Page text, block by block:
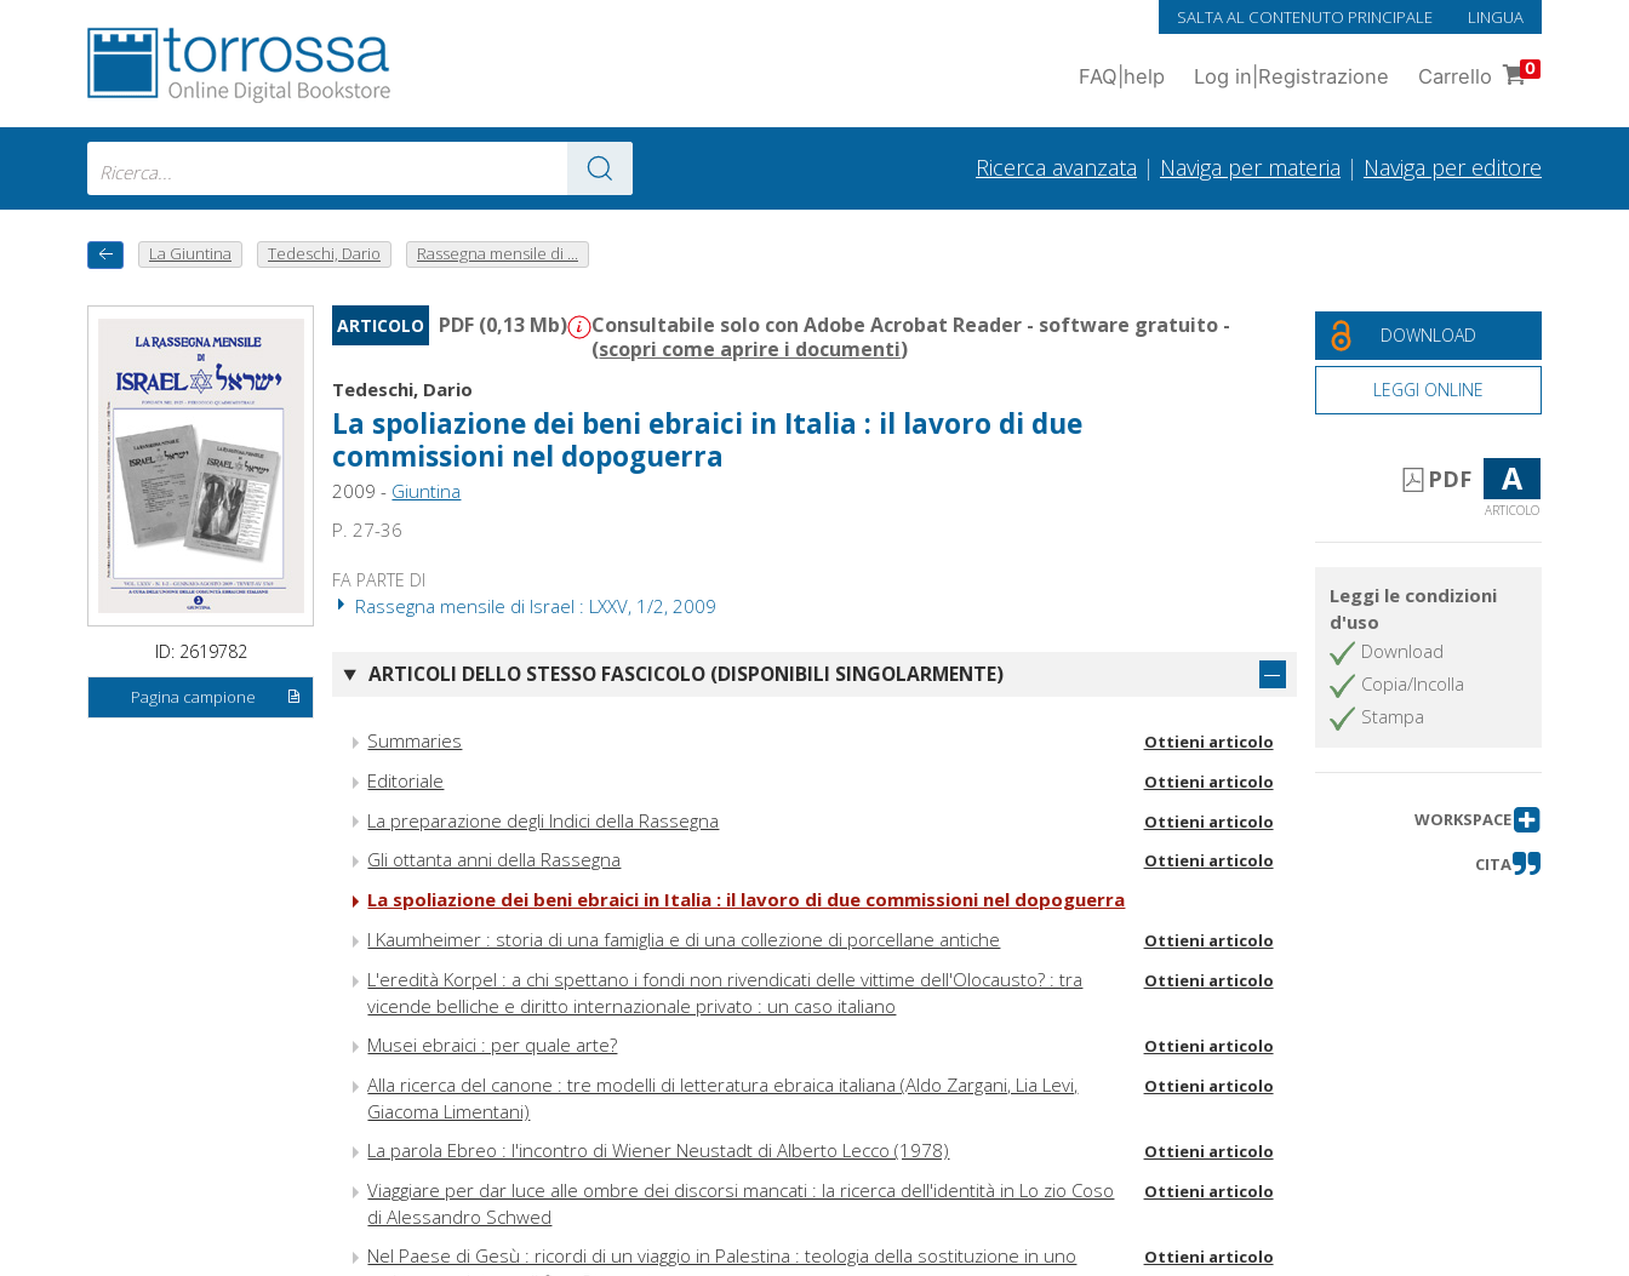
SALTA AL CONTENUTO PRINCIPALE LINGUA
FAQ help Log in Registrazione Carrello 0
Ricerca avanzata | Naviga per materia | Naviga per editore
La Giuntina Tedeschi, Dario Rassegna mensile di ...
ID: 2619782
Pagina campione
ARTICOLO PDF (0,13 Mb)
Consultabile solo con Adobe Acrobat Reader - software gratuito -
(scopri come aprire i documenti)
Tedeschi, Dario
La spoliazione dei beni ebraici in Italia : il lavoro di due
commissioni nel dopoguerra
2009 - Giuntina
P. 27-36
FA PARTE DI
Rassegna mensile di Israel : LXXV, 1/2, 2009
ARTICOLI DELLO STESSO FASCICOLO (DISPONIBILI SINGOLARMENTE)
Summaries Ottieni articolo
Editoriale Ottieni articolo
La preparazione degli Indici della Rassegna Ottieni articolo
Gli ottanta anni della Rassegna Ottieni articolo
La spoliazione dei beni ebraici in Italia : il lavoro di due commissioni nel dopoguerra
I Kaumheimer : storia di una famiglia e di una collezione di porcellane antiche
Ottieni articolo
L'eredità Korpel : a chi spettano i fondi non rivendicati delle vittime dell'Olocausto? : tra
vicende belliche e diritto internazionale privato : un caso italiano
Ottieni articolo
Musei ebraici : per quale arte? Ottieni articolo
Alla ricerca del canone : tre modelli di letteratura ebraica italiana (Aldo Zargani, Lia Levi,
Giacoma Limentani)
Ottieni articolo
La parola Ebreo : l'incontro di Wiener Neustadt di Alberto Lecco (1978) Ottieni articolo
Viaggiare per dar luce alle ombre dei discorsi mancati : la ricerca dell'identità in Lo zio Coso
di Alessandro Schwed
Ottieni articolo
Nel Paese di Gesù : ricordi di un viaggio in Palestina : teologia della sostituzione in uno
Ottieni articolo
DOWNLOAD
LEGGI ONLINE
PDF A
ARTICOLO
Leggi le condizioni
d'uso
Download
Copia/Incolla
Stampa
WORKSPACE
CITA